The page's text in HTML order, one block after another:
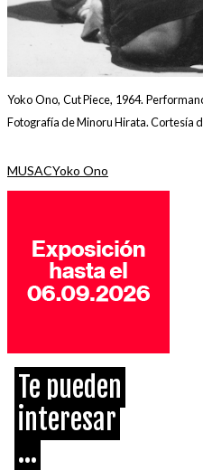
Yoko Ono, Cut Piece, 1964.
Fotografía de Minoru Hirata. Cortesía
MUSACYoko Ono
Te pueden
interesar
...